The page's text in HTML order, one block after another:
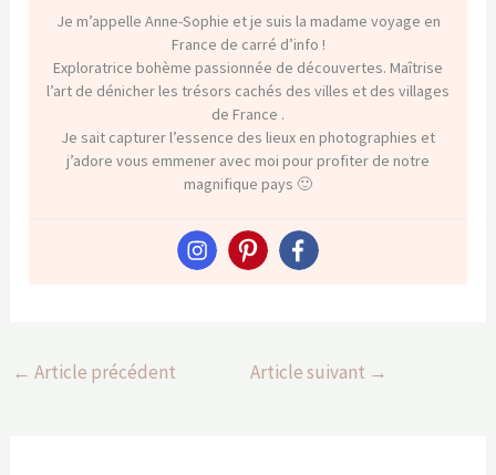
Je m’appelle Anne-Sophie et je suis la madame voyage en
France de carré d’info !
Exploratrice bohème passionnée de découvertes. Maîtrise
l’art de dénicher les trésors cachés des villes et des villages
de France .
Je sait capturer l’essence des lieux en photographies et
j’adore vous emmener avec moi pour profiter de notre
magnifique pays 🙂
← Article précédent Article suivant →